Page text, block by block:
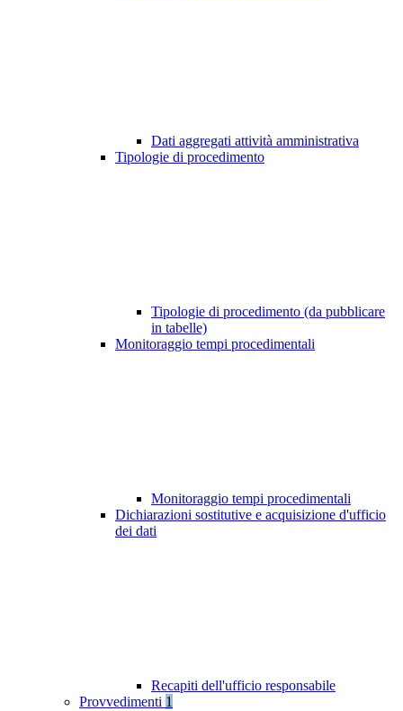
Dati aggregati attività amministrativa
Tipologie di procedimento
Tipologie di procedimento (da pubblicare
in tabelle)
Monitoraggio tempi procedimentali
Monitoraggio tempi procedimentali
Dichiarazioni sostitutive e acquisizione d'ufficio
dei dati
Recapiti dell'ufficio responsabile
Provvedimenti 1